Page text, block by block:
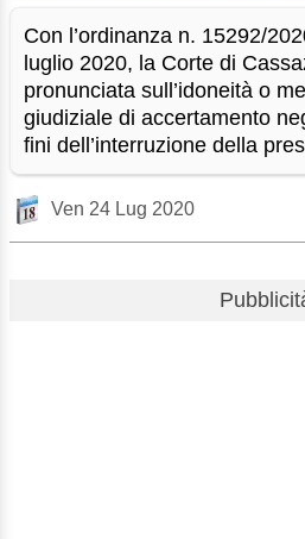
Con l’ordinanza n. 15292/
luglio 2020, la Corte di
pronunciata sull’idoneità o
giudiziale di accertamento
fini dell’interruzione della
Ven 24 Lug 2020